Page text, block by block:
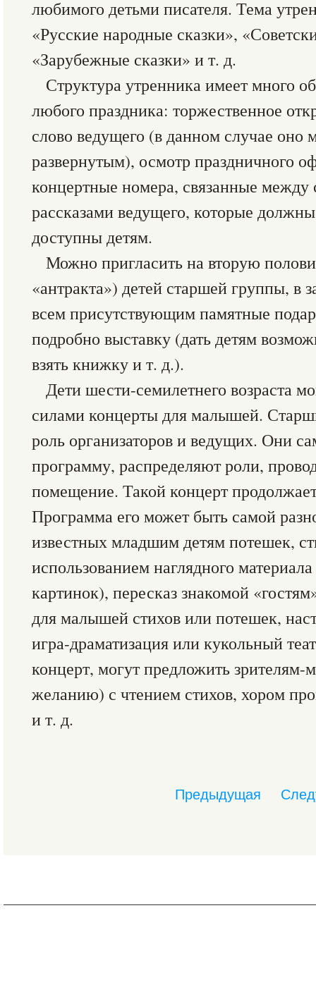
любимого детьми писателя. Тема
«Русские народные сказки»,
«Зарубежные сказки» и т. д.
Структура утренника имеет много
любого праздника: торжественное
слово ведущего (в данном случае оно
развернутым), осмотр праздничного
концертные номера, связанные между
рассказами ведущего, которые
доступны детям.
Можно пригласить на вторую
«антракта») детей старшей группы, в
всем присутствующим памятные
подробно выставку (дать детям
взять книжку и т. д.).
Дети шести-семилетнего возраста
силами концерты для малышей.
роль организаторов и ведущих. Они
программу, распределяют роли,
помещение. Такой концерт
Программа его может быть самой
известных младшим детям потешек,
использованием наглядного
картинок), пересказ знакомой
для малышей стихов или потешек,
игра-драматизация или кукольный
концерт, могут предложить
желанию) с чтением стихов, хором
и т. д.
Предыдущая